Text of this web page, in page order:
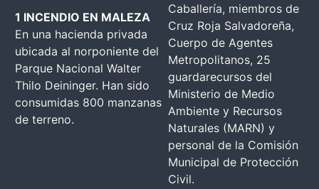
1 INCENDIO EN MALEZA
En una hacienda privada
ubicada al norponiente del
Parque Nacional Walter
Thilo Deininger. Han sido
consumidas 800 manzanas
de terreno.
Caballería, miembros de
Cruz Roja Salvadoreña,
Cuerpo de Agentes
Metropolitanos, 25
guardarecursos del
Ministerio de Medio
Ambiente y Recursos
Naturales (MARN) y
personal de la Comisión
Municipal de Protección
Civil.